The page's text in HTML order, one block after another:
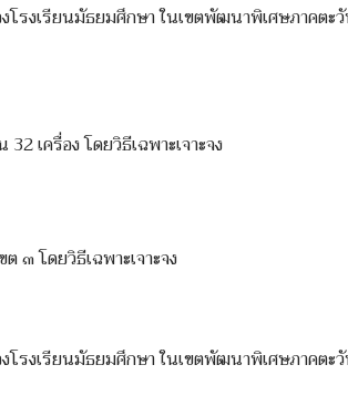
รงเรียนมัธยมศึกษา ในเขตพัฒนาพิเศษภาคตะ
เครื่อง โดยวิธีเฉพาะเจาะจง
๓ โดยวิธีเฉพาะเจาะจง
รงเรียนมัธยมศึกษา ในเขตพัฒนาพิเศษภาคตะ